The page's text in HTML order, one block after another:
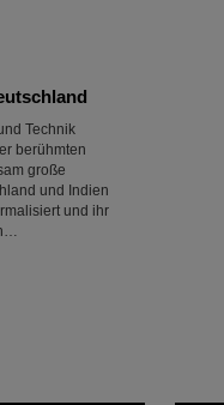
Technik
berühmten
große
und Indien
und ihr